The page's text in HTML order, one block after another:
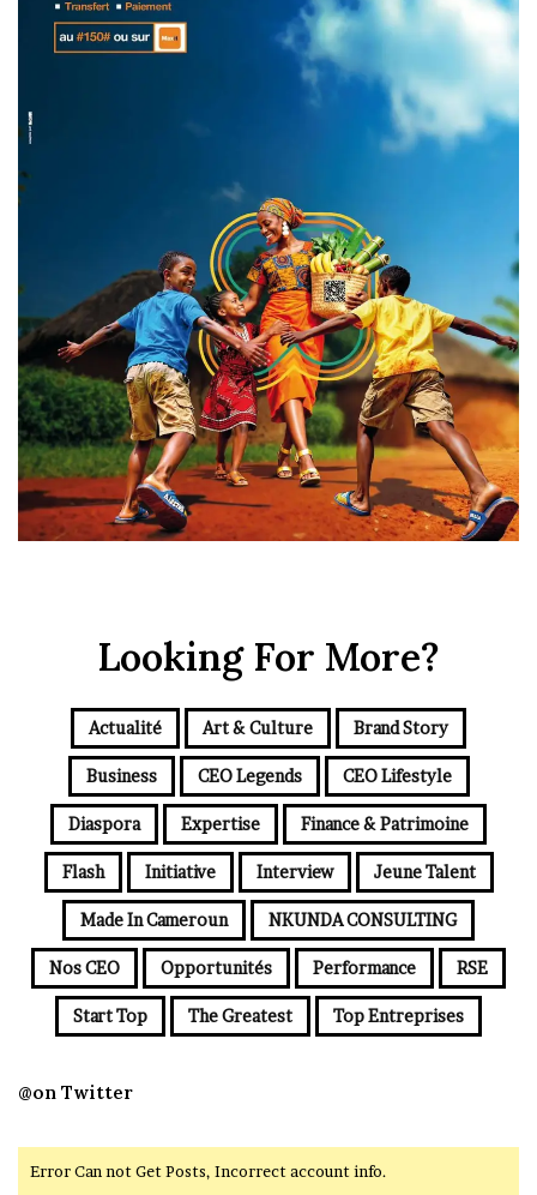
Looking For More?
Actualité Art & Culture Brand Story
Business CEO Legends CEO Lifestyle
Diaspora Expertise Finance & Patrimoine
Flash Initiative Interview Jeune Talent
Made In Cameroun NKUNDA CONSULTING
Nos CEO Opportunités Performance RSE
Start Top The Greatest Top Entreprises
@on Twitter
Error Can not Get Posts, Incorrect account info.